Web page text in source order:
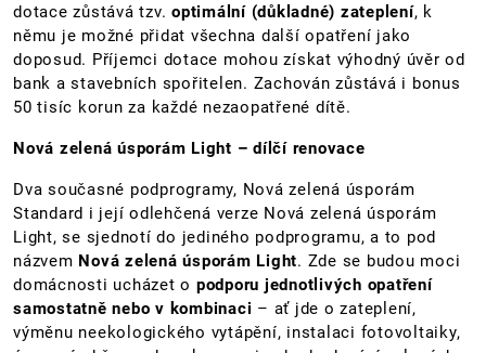
dotace zůstává tzv. optimální (důkladné) zateplení, k
němu je možné přidat všechna další opatření jako
doposud. Příjemci dotace mohou získat výhodný úvěr od
bank a stavebních spořitelen. Zachován zůstává i bonus
50 tisíc korun za každé nezaopatřené dítě.
Nová zelená úsporám Light – dílčí renovace
Dva současné podprogramy, Nová zelená úsporám
Standard i její odlehčená verze Nová zelená úsporám
Light, se sjednotí do jediného podprogramu, a to pod
názvem Nová zelená úsporám Light. Zde se budou moci
domácnosti ucházet o podporu jednotlivých opatření
samostatně nebo v kombinaci – ať jde o zateplení,
výměnu neekologického vytápění, instalaci fotovoltaiky,